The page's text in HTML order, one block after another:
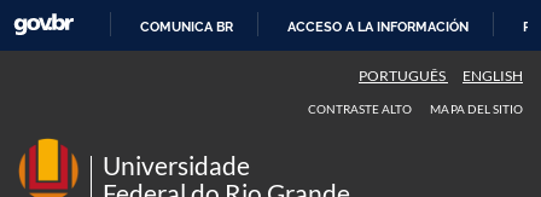
CONTENIDO
COMUNICA BR ACCESO A LA INFORMACIÓN
PORTUGUÊS ENGLISH
CONTRASTE ALTO MAPA DEL SITIO
Universidade